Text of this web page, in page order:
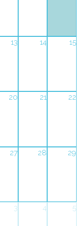
13 14 15
20 21 22
27 28 29
3 4 5